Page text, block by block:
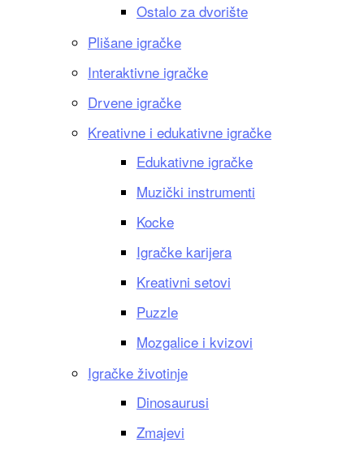
Ostalo za dvorište
Plišane igračke
Interaktivne igračke
Drvene igračke
Kreativne i edukativne igračke
Edukativne igračke
Muzički instrumenti
Kocke
Igračke karijera
Kreativni setovi
Puzzle
Mozgalice i kvizovi
Igračke životinje
Dinosaurusi
Zmajevi